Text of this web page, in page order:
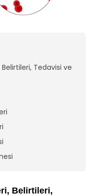
Tedavisi ve
Belirtileri,